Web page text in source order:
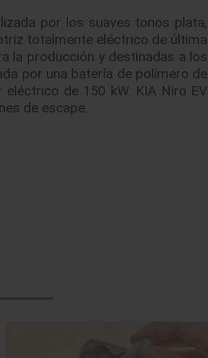
por los suaves tonos plata,
totalmente eléctrico de última
la producción y destinadas a los
por una batería de polímero de
de 150 kW. KIA Niro EV
de escape.